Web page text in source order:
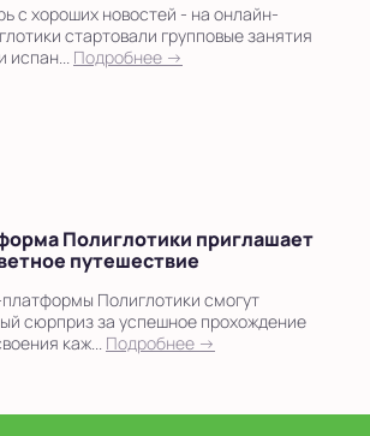
с хороших новостей - на онлайн-
стартовали групповые занятия
испан... Подробнее →
Полиглотики приглашает
путешествие
Полиглотики смогут
сюрприз за успешное прохождение
каж... Подробнее →